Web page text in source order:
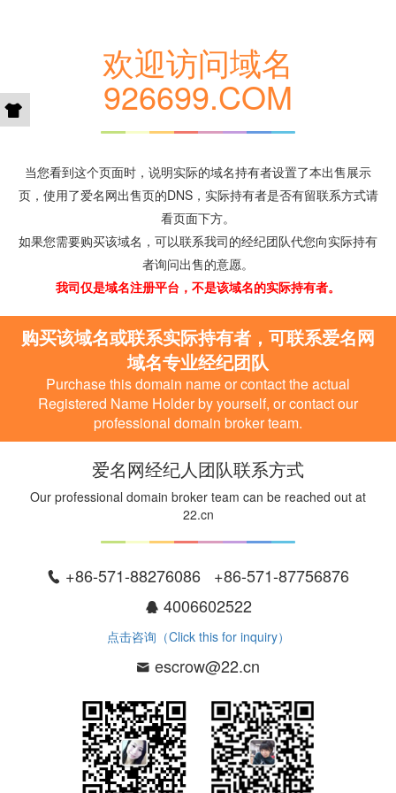
欢迎访问域名
926699.COM
当您看到这个页面时，说明实际的域名持有者设置了本出售展示
页，使用了爱名网出售页的DNS，实际持有者是否有留联系方式请
看页面下方。
如果您需要购买该域名，可以联系我司的经纪团队代您向实际持有
者询问出售的意愿。
我司仅是域名注册平台，不是该域名的实际持有者。
购买该域名或联系实际持有者，可联系爱名网
域名专业经纪团队
Purchase this domain name or contact the actual
Registered Name Holder by yourself, or contact our
professional domain broker team.
爱名网经纪人团队联系方式
Our professional domain broker team can be reached out at
22.cn
+86-571-88276086 +86-571-87756876
4006602522
点击咨询（Click this for inquiry）
escrow@22.cn